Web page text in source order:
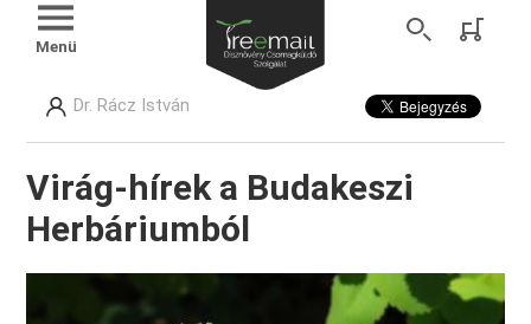
Menü
Dr. Rácz István
Virág-hírek a Budakeszi
Herbáriumból